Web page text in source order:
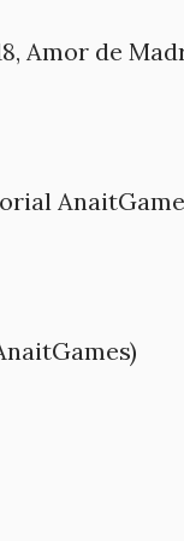
Amor de